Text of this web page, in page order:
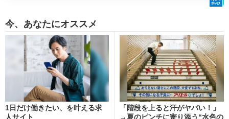
今、あなたにオススメ
1日だけ働きたい、を叶える求
人サイト
「階段を上ると汗がヤバい！」
→夏のピンチに寄り添う“水色の